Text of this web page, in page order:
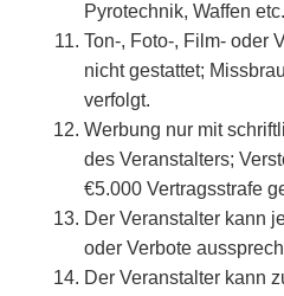
Pyrotechnik, Waffen
Ton-, Foto-, Film- oder
nicht gestattet;
verfolgt.
Werbung nur mit
des Veranstalters;
€5.000 Vertragsstrafe
Der Veranstalter kann
oder Verbote
Der Veranstalter kann